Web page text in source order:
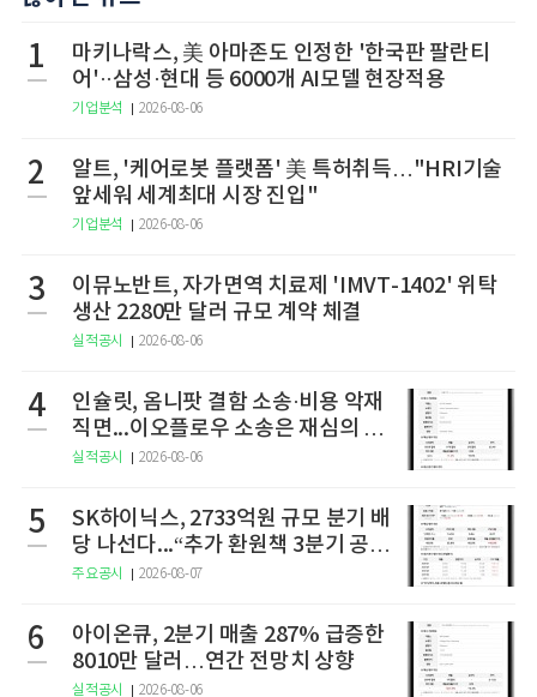
1
마키나락스, 美 아마존도 인정한 '한국판 팔란티
어'··삼성·현대 등 6000개 AI모델 현장적용
기업분석 2026-08-06
2
알트, '케어로봇 플랫폼' 美 특허취득…"HRI기술
앞세워 세계최대 시장 진입"
기업분석 2026-08-06
3
이뮤노반트, 자가면역 치료제 'IMVT-1402' 위탁
생산 2280만 달러 규모 계약 체결
실적공시 2026-08-06
4
인슐릿, 옴니팟 결함 소송·비용 악재
직면...이오플로우 소송은 재심의 청
구
실적공시 2026-08-06
5
SK하이닉스, 2733억원 규모 분기 배
당 나선다...“추가 환원책 3분기 공
개”
주요공시 2026-08-07
6
아이온큐, 2분기 매출 287% 급증한
8010만 달러…연간 전망치 상향
실적공시 2026-08-06